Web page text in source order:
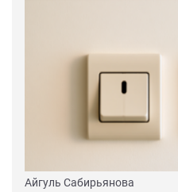
Айгуль Сабирьянова